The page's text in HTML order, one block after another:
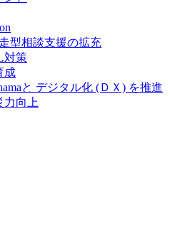
型相談支援の拡充
対策
成
と デジタル化 (ＤＸ) を推進
力向上